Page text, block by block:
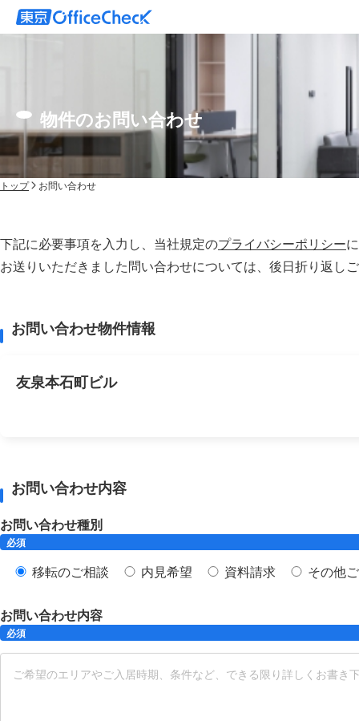
物件のお問い合わせ
トップ お問い合わせ
下記に必要事項を入力し、当社規定のプライバシーポリシー
お送りいただきました問い合わせについては、後⽇折り返し
お問い合わせ物件情報
友泉本石町ビル
お問い合わせ内容
お問い合わせ種別
必須
移転のご相談 内見希望 資料請求 その他
お問い合わせ内容
必須